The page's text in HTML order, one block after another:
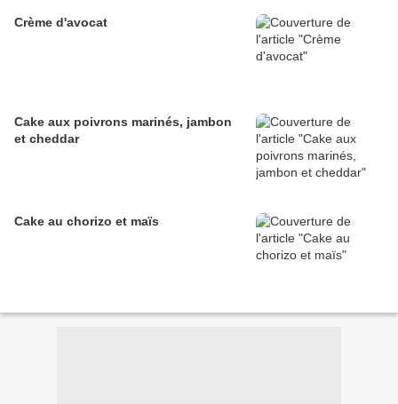
Crème d'avocat
Cake aux poivrons marinés, jambon
et cheddar
Cake au chorizo et maïs